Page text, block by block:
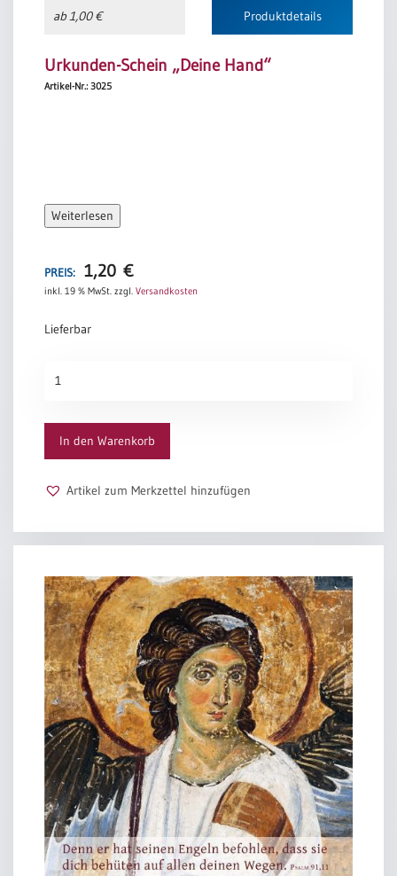
ab 1,00 € Produktdetails
Urkunden-Schein „Deine Hand“
Artikel-Nr.: 3025
Weiterlesen
PREIS: 1,20 €
inkl. 19 % MwSt. zzgl. Versandkosten
Lieferbar
Schein
Hand“
Menge
In den Warenkorb
Artikel zum Merkzettel hinzufügen